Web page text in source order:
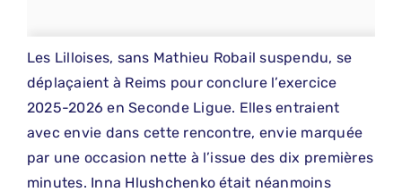
Les Lilloises, sans Mathieu Robail suspendu, se
déplaçaient à Reims pour conclure l’exercice
2025-2026 en Seconde Ligue. Elles entraient
avec envie dans cette rencontre, envie marquée
par une occasion nette à l’issue des dix premières
minutes. Inna Hlushchenko était néanmoins